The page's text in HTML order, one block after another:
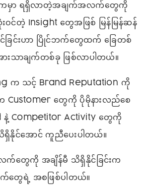
ာကမှာ ရရှိလာတဲ့အချက်အလက်တွေကို
တဲ့ Insight တွေအဖြစ် မြန်မြန်ဆန်
င်ခြင်းဟာ ပြိုင်ဘက်တွေထက် ခြေတစ်
းသာချက်တစ်ခု ဖြစ်လာပါတယ်။
က သင့် Brand Reputation ကို
Customer တွေကို ပိုမိုနားလည်စေ
နဲ့ Competitor Activity တွေကို
ရှိနိုင်အောင် ကူညီပေးပါတယ်။
တွေကို အချိန်မီ သိရှိနိုင်ခြင်းက
တွေရဲ့ အစဖြစ်ပါတယ်။